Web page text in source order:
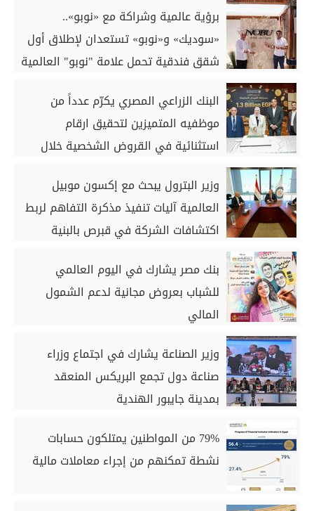
برؤية عالمية وشراكة مع «نوبو»..
«سوديك» و«نوبو» تستعدان لإطلاق أول
شقق فندقية تحمل علامة "نوبو" العالمية
أيام
البنك الزراعي المصري يكرّم عدداً من
موظفيه المتميزين لتحقيق ارقام
استثنائية في القروض الشخصية خلال
وزير البترول يبحث مع إكسون موبيل
العالمية آليات تنفيذ مذكرة التفاهم لربط
اكتشافات الشركة في قبرص بالبنية
بنك مصر يشارك في اليوم العالمي
للشباب بعروض مجانية لدعم الشمول
المالي
وزير الصناعة يشارك في اجتماع وزراء
صناعة دول تجمع البريكس المنعقد
بمدينة جايبور الهندية
79% من المواطنين يمتلكون حسابات
نشطة تمكنهم من إجراء معاملات مالية